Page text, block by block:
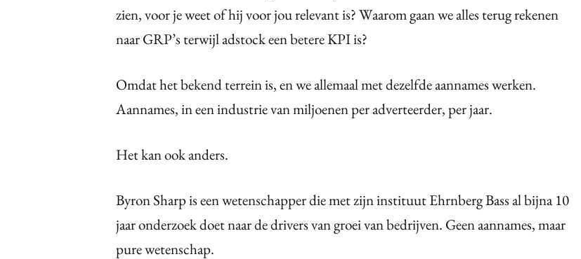
zien, voor je weet of hij voor jou relevant is? Waarom gaan we alles terug rekenen
naar GRP’s terwijl adstock een betere KPI is?
Omdat het bekend terrein is, en we allemaal met dezelfde aannames werken.
Aannames, in een industrie van miljoenen per adverteerder, per jaar.
Het kan ook anders.
Byron Sharp is een wetenschapper die met zijn instituut Ehrnberg Bass al bijna 10
jaar onderzoek doet naar de drivers van groei van bedrijven. Geen aannames, maar
pure wetenschap.